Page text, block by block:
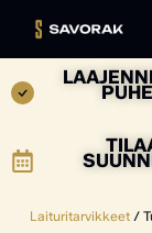
Laituritarvikkeet /